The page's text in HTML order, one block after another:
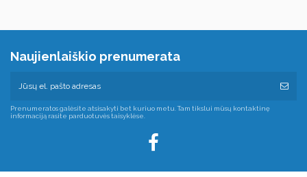
Naujienlaiškio prenumerata
Prenumeratos galėsite atsisakyti bet kuriuo metu. Tam tikslui mūsų kontaktinę
informaciją rasite parduotuvės taisyklėse.